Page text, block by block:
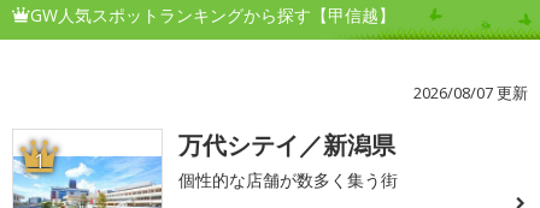
GW人気スポットランキングから探す【甲信越】
2026/08/07 更新
1 万代シテイ／新潟県
個性的な店舗が数多く集う街